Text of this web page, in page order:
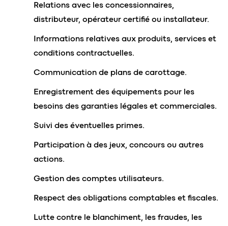
Relations avec les concessionnaires,
distributeur, opérateur certifié ou installateur.
Informations relatives aux produits, services et
conditions contractuelles.
Communication de plans de carottage.
Enregistrement des équipements pour les
besoins des garanties légales et commerciales.
Suivi des éventuelles primes.
Participation à des jeux, concours ou autres
actions.
Gestion des comptes utilisateurs.
Respect des obligations comptables et fiscales.
Lutte contre le blanchiment, les fraudes, les